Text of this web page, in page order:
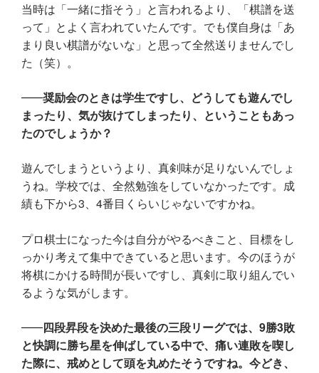
当時は「一緒に指そう」と言われるより、「棋譜を送
って」とよく言われていたんです。でも僕自身は「あ
まり良い棋譜がないな」と思って全然送りませんでし
た（笑）。
奨励会のときは学生ですし、どうしても遊んでし
まったり、気が抜けてしまったり、ということもあっ
たのでしょうか？
遊んでしまうというより、真剣味が足りないんでしょ
うね。学校では、全然勉強をしていなかったです。成
績も下から3、4番目くらいじゃないですかね。
プロ棋士になった今は自分がやるべきこと、目標をし
っかり考えて集中できていると思います。今のほうが
将棋にかける時間が長いですし、真剣に取り組んでい
るような気がします。
四段昇段を決めた最後の三段リーグでは、9勝3敗
と快調に勝ち星を伸ばしている中で、痛い連敗を喫し
た際に、戒めとして頭を丸めたそうですね。今どき、